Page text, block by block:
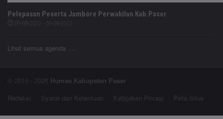
Pelepasan Peserta Jambore Perwakilan Kab.Paser
Lihat semua agenda ....
© 2016 - 2026 Humas Kabupaten Paser
Redaksi
Syarat dan Ketentuan Kebijakan Privasi Peta Situs